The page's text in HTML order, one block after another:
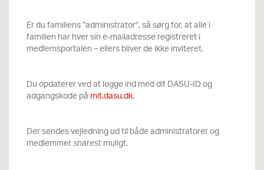
Er du familiens ”administrator”, så sørg for, at alle i
familien har hver sin e-mailadresse registreret i
medlemsportalen – ellers bliver de ikke inviteret.
Du opdaterer ved at logge ind med dit DASU-ID og
adgangskode påmit.dasu.dk.
Der sendes vejledning ud til både administratorer og
medlemmer snarest muligt.